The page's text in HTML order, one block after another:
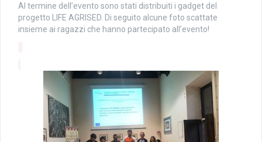
Al termine dell’evento sono stati distribuiti i gadget del
progetto LIFE AGRISED. Di seguito alcune foto scattate
insieme ai ragazzi che hanno partecipato all’evento!